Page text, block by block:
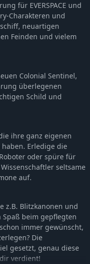
für EVERSPACE und
Charakteren und
neuartigen
Feinden und vielem
Colonial Sentinel,
überlegenen
Schild und
ihre ganz eigenen
Erledige die
oder spüre für
seltsame
auf.
z.B. Blitzkanonen und
beim gepflegten
immer gewünscht,
Die
gesetzt, genau diese
verdient!